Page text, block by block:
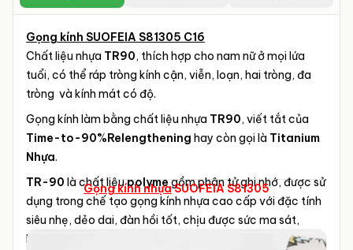
Gọng kính SUOFEIA S81305 C16
Chất liệu nhựa TR90, thích hợp cho nam nữ ở mọi lứa
tuổi, có thể ráp tròng kính cận, viễn, loạn, hai tròng, đa
tròng và kính mát có độ.
Gọng kính làm bằng chất liệu nhựa TR90, viết tắt của
Time-to-90%Relengthening hay còn gọi là Titanium
Nhựa.
TR-90là chất liệupolymegồm phân tử ghi nhớ, được sử
dụng trong chế tạo gọng kính nhựa cao cấp với đặc tính
siêu nhẹ, dẻo dai, đàn hồi tốt, chịu được sức ma sát,
không bị oxy hóa, tránh được tình trạng nứt gãy cho va
Gọng kính nhựaSUOFEIA S81305